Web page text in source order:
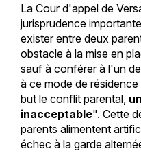
La Cour d'appel de
jurisprudence
exister entre deux
obstacle à la mise en
sauf à conférer à l'un
à ce mode de
but le conflit parental,
inacceptable". Cette
parents alimentent
échec à la garde